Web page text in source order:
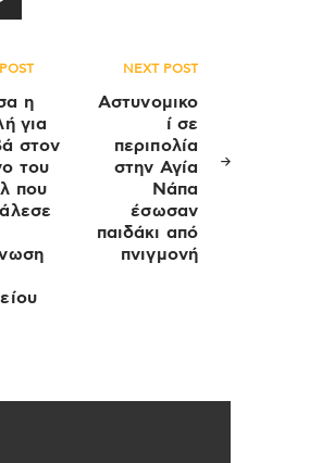
η
για
στον
του
που
NEXT POST
Αστυνομικο
ί σε
περιπολία
στην Αγία
Νάπα
έσωσαν
παιδάκι από
πνιγμονή